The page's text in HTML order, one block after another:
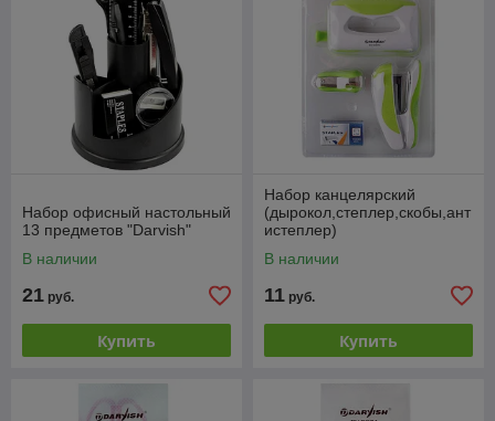
Набор офисный настольный
13 предметов "Darvish"
В наличии
21 руб.
Купить
Набор канцелярский
(дырокол,степлер,скобы,ант
истеплер)
В наличии
11 руб.
Купить